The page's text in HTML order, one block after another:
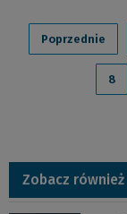
Poprzednie
8
Zobacz również